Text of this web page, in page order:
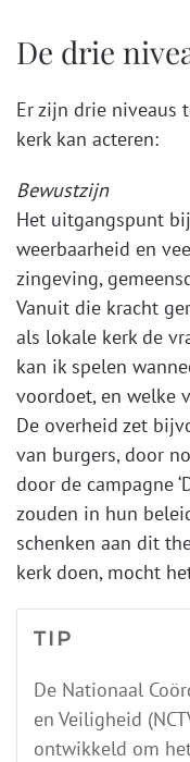
De drie
Er zijn drie niveaus
kerk kan acteren:
Bewustzijn
Het uitgangspunt
weerbaarheid en
zingeving,
Vanuit die kracht
als lokale kerk de
kan ik spelen
voordoet, en welke
De overheid zet
van burgers, door
door de campagne
zouden in hun
schenken aan dit
kerk doen, mocht
TIP
De Nationaal
en Veiligheid
ontwikkeld om